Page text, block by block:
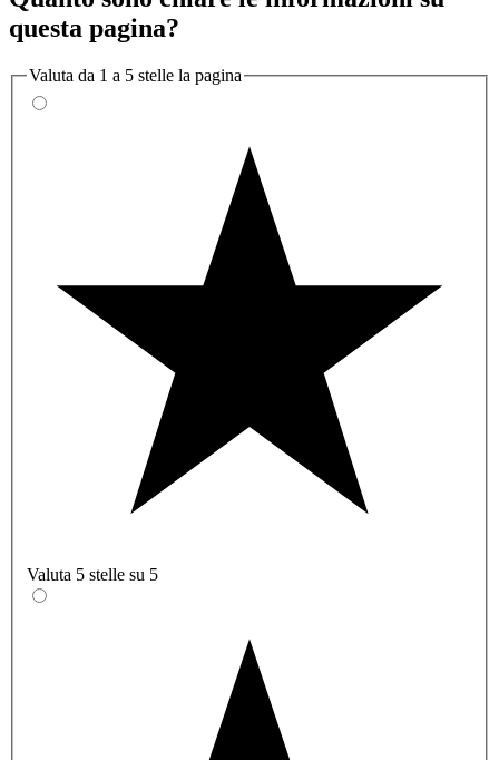
questa pagina?
Valuta da 1 a 5 stelle la pagina
Valuta 5 stelle su 5